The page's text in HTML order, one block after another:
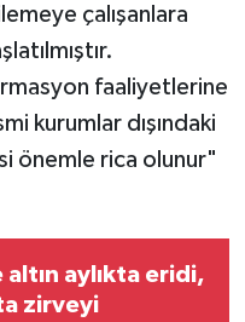
çalışanlara
faaliyetlerine
kurumlar dışındaki
önemle rica olunur"
altın aylıkta eridi,
zirveyi